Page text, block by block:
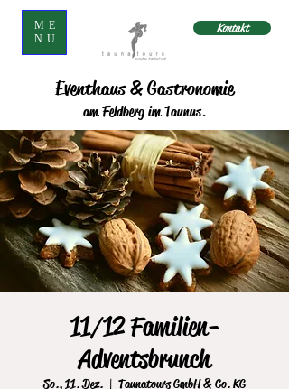
ME
NU
Kontakt
Eventhaus & Gastronomie
am Feldberg im Taunus.
11/12 Familien-
Adventsbrunch
So., 11. Dez.
  |
Taunatours GmbH & Co. KG